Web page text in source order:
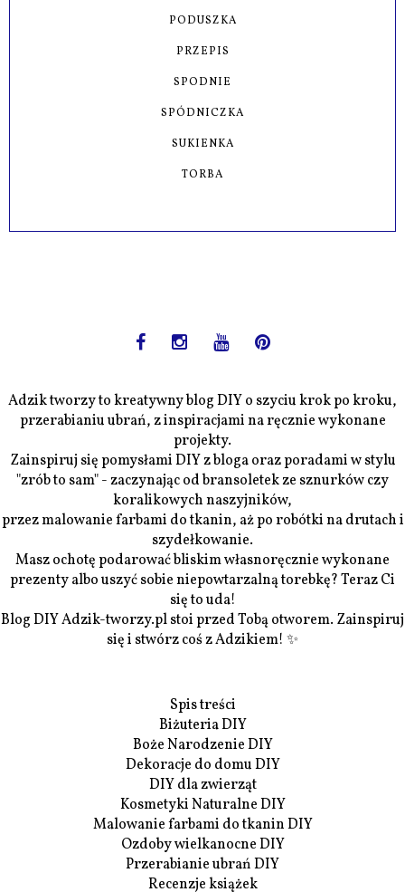
PODUSZKA
PRZEPIS
SPODNIE
SPÓDNICZKA
SUKIENKA
TORBA
Adzik tworzy to kreatywny blog DIY o szyciu krok po kroku,
przerabianiu ubrań, z inspiracjami na ręcznie wykonane
projekty.
Zainspiruj się pomysłami DIY z bloga oraz poradami w stylu
"zrób to sam" - zaczynając od bransoletek ze sznurków czy
koralikowych naszyjników,
przez malowanie farbami do tkanin, aż po robótki na drutach i
szydełkowanie.
Masz ochotę podarować bliskim własnoręcznie wykonane
prezenty albo uszyć sobie niepowtarzalną torebkę? Teraz Ci
się to uda!
Blog DIY Adzik-tworzy.pl stoi przed Tobą otworem. Zainspiruj
się i stwórz coś z Adzikiem! ✨
Spis treści
Biżuteria DIY
Boże Narodzenie DIY
Dekoracje do domu DIY
DIY dla zwierząt
Kosmetyki Naturalne DIY
Malowanie farbami do tkanin DIY
Ozdoby wielkanocne DIY
Przerabianie ubrań DIY
Recenzje książek